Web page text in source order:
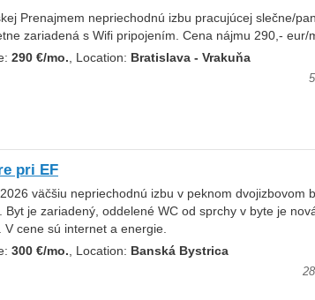
Prenajmem nepriechodnú izbu pracujúcej slečne/
zariadená s Wifi pripojením. Cena nájmu 290,- eur/
290 €/mo. , Location: Bratislava - Vrakuňa
pri EF
väčšiu nepriechodnú izbu v peknom dvojizbovom
je zariadený, oddelené WC od sprchy v byte je
cene sú internet a energie.
300 €/mo. , Location: Banská Bystrica